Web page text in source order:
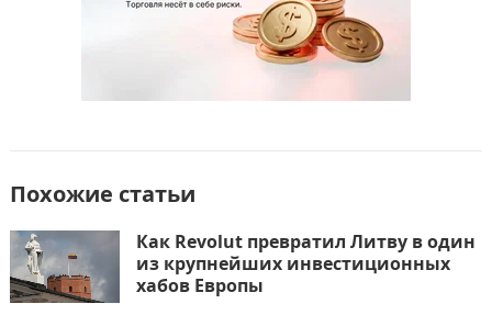
Похожие статьи
Как Revolut превратил Литву в один
из крупнейших инвестиционных
хабов Европы